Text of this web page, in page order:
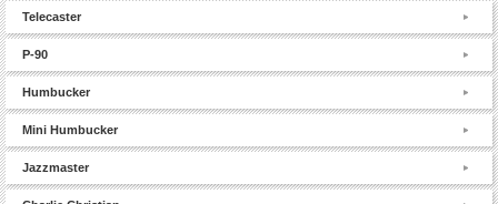
Telecaster
P-90
Humbucker
Mini Humbucker
Jazzmaster